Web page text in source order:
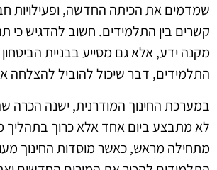
שמדמים את הכיתה החדשה, ופעילויות
קשרים בין התלמידים. חשוב להדגיש כי
מקנה ידע, אלא גם מסייע בבניית
התלמידים, דבר שיכול להוביל להצלחה
במערכת החינוך המודרנית, ישנה הכרה
לא מתבצע ביום אחד אלא כרוך
מתחילה מראש, כאשר מוסדות החינוך